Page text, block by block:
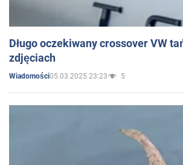
Długo oczekiwany crossover VW
zdjęciach
Wiadomości05.03.2025 23:23 5